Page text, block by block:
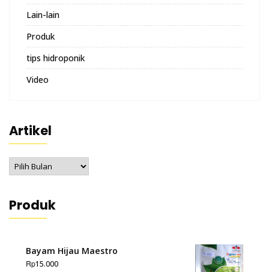
Lain-lain
Produk
tips hidroponik
Video
Artikel
Artikel
Produk
Bayam Hijau Maestro
Rp15.000